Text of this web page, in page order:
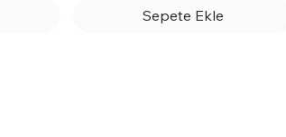
Sepete Ekle